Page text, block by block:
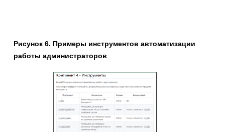
Рисунок 6. Примеры инструментов автоматизации
работы администраторов